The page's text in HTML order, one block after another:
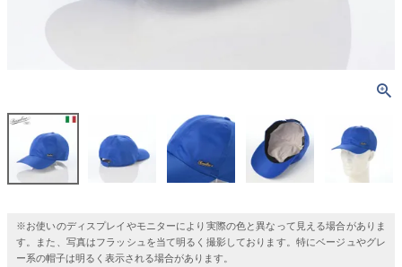
※お使いのディスプレイやモニターにより実際の色と異なって見える場合がありま
す。また、写真はフラッシュを当て明るく撮影しております。特にベージュやグレ
ー系の帽子は明るく表示される場合があります。